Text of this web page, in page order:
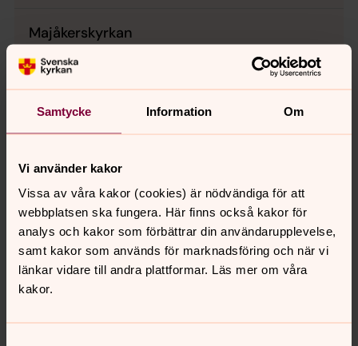
Samtycke Information Om
Vi använder kakor
Vissa av våra kakor (cookies) är nödvändiga för att
webbplatsen ska fungera. Här finns också kakor för
analys och kakor som förbättrar din användarupplevelse,
samt kakor som används för marknadsföring och när vi
länkar vidare till andra plattformar. Läs mer om våra
kakor.
Majåkerskyrkan
Nicolaikyrkan
Råda församlingshem
Saleby församlingshem
Sävare församlingshem